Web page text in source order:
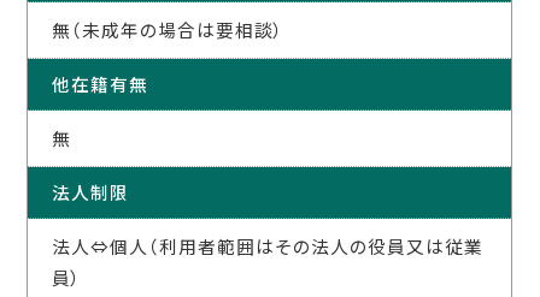
無（未成年の場合は要相談）
他在籍有無
無
法人制限
法人⇔個人（利用者範囲はその法人の役員又は従業
員）